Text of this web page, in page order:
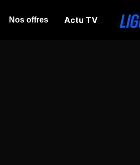
Nos offres Actu TV